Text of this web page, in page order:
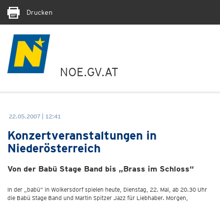
Drucken
NOE.GV.AT
22.05.2007 | 12:41
Konzertveranstaltungen in
Niederösterreich
Von der Babü Stage Band bis „Brass im Schloss“
In der „babü” in Wolkersdorf spielen heute, Dienstag, 22. Mai, ab 20.30 Uhr
die Babü Stage Band und Martin Spitzer Jazz für Liebhaber. Morgen,